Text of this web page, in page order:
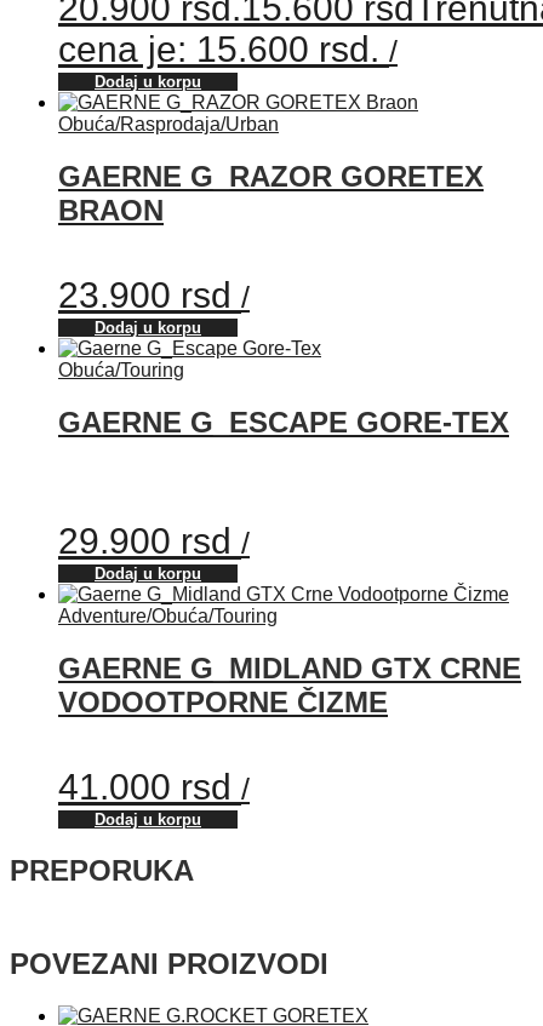
20.900 rsd.15.600 rsd
cena je: 15.600 rsd. /
Dodaj u korpu
Obuća/Rasprodaja/Urban
GAERNE G_RAZOR GORETEX
BRAON
23.900 rsd /
Dodaj u korpu
Obuća/Touring
GAERNE G_ESCAPE GORE-TEX
29.900 rsd /
Dodaj u korpu
Adventure/Obuća/Touring
GAERNE G_MIDLAND GTX CRNE
VODOOTPORNE ČIZME
41.000 rsd /
Dodaj u korpu
PREPORUKA
POVEZANI PROIZVODI